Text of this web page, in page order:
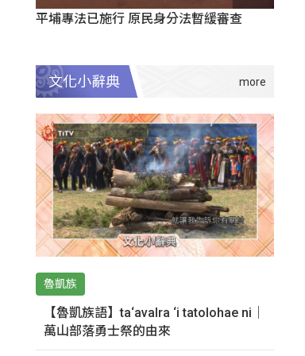
平埔專法已施行 原民身分法暫緩審查
文化小辭典
魯凱族
【魯凱族語】ta‘avalra ‘i tatolohae ni｜
萬山部落勇士祭的由來